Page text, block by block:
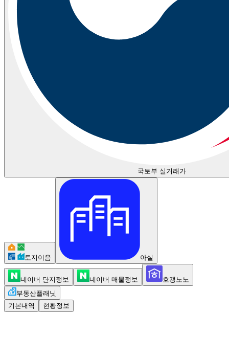
국토부 실거래가
토지이음 아실
네이버 단지정보 네이버 매물정보
호갱노노
부동산플래닛
기본내역
현황정보